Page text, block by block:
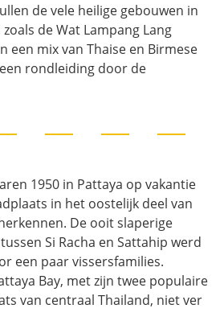
de vele heilige gebouwen in
de Wat Lampang Lang
een mix van Thaise en Birmese
rondleiding door de
1950 in Pattaya op vakantie
in het oostelijk deel van
De ooit slaperige
Si Racha en Sattahip werd
een paar vissersfamilies.
Bay, met zijn twee populaire
van centraal Thailand, niet ver